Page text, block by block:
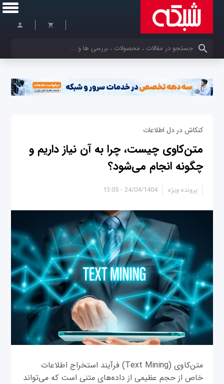
کلمات کلیدی خود را وارد کنید
کنکاش در دل اطلاعات
متن‌کاوی چیست، چرا به آن نیاز داریم و
چگونه انجام می‌شود؟
24/04/1404 - 13:05 پرونده ویژه
متن‌کاوی (Text Mining) فرآیند استخراج اطلاعات
خاص از حجم عظیمی از داده‌های متنی است که می‌تواند